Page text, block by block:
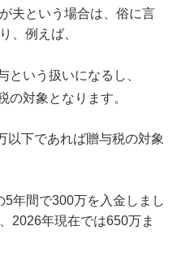
夫という場合は、俗に言
、例えば、
という扱いになるし、
の対象となります。
以下であれば贈与税の対象
年間で300万を入金しまし
2026年現在では650万ま